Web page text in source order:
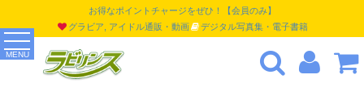
MENU
お得なポイントチャージをぜひ！【会員のみ】
グラビア, アイドル通販・動画
デジタル写真集・電子書籍